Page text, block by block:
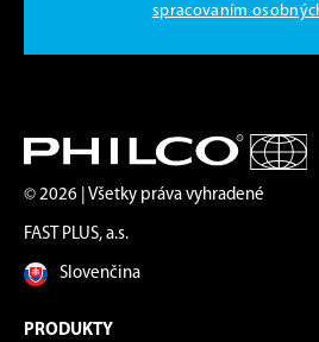
spracovaním
© 2026 | Všetky práva vyhradené
FAST PLUS, a.s.
Slovenčina
PRODUKTY